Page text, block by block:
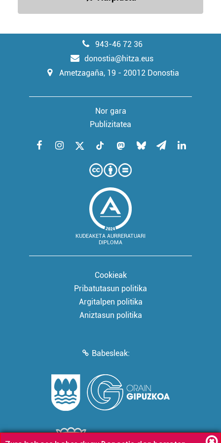
erabiltzeko baimen esplizitua ematen diguzu.Gehiago
943-46 72 36
donostia@hitza.eus
Ametzagaña, 19 - 20012 Donostia
Nor gara
Publizitatea
KUDEAKETA AURRERATUARI
DIPLOMA
Cookieak
Pribatutasun politika
Argitalpen politika
Aniztasun politika
Babesleak: